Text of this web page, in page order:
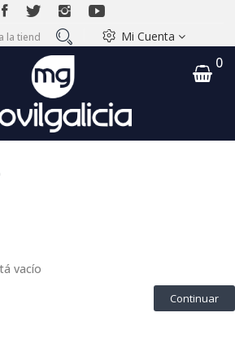
Mi Cuenta
0
vacío
Continuar